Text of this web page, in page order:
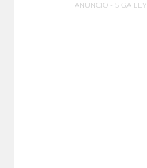
ANUNCIO - SIGA